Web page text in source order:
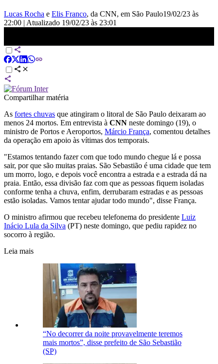
Lucas Rocha e Elis Franco, da CNN, em São Paulo19/02/23 às
22:00 | Atualizado 19/02/23 às 23:01
Compartilhar matéria
As fortes chuvas que atingiram o litoral de São Paulo deixaram ao
menos 24 mortos. Em entrevista à CNN neste domingo (19), o
ministro de Portos e Aeroportos, Márcio França, comentou detalhes
da operação em apoio às vítimas dos temporais.
"Estamos tentando fazer com que todo mundo chegue lá e possa
sair, por que são muitas praias. São Sebastião é uma cidade que tem
um morro, logo, e depois você encontra a estrada e a estrada dá na
praia. Então, essa divisão faz com que as pessoas fiquem isoladas
conforme tenha a chuva, enfim, derrubaram estradas e as pessoas
estão isoladas. Vamos tentar ajudar todo mundo", disse França.
O ministro afirmou que recebeu telefonema do presidente Luiz
Inácio Lula da Silva (PT) neste domingo, que pediu rapidez no
socorro à região.
Leia mais
“No decorrer da noite provavelmente teremos
mais mortos”, disse prefeito de São Sebastião
(SP)